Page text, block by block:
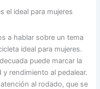
a hablar sobre un tema
ideal para mujeres.
puede marcar la
rendimiento al pedalear.
al rodado, que se